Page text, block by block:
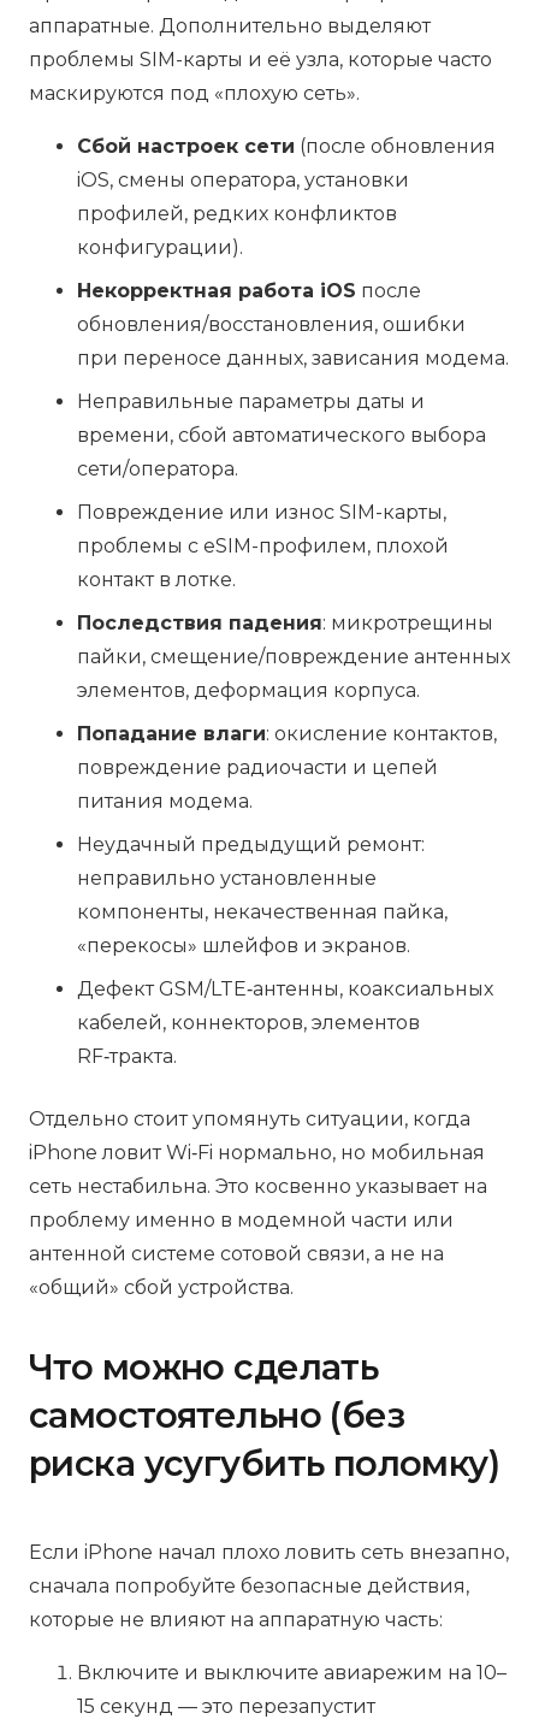
аппаратные. Дополнительно выделяют
проблемы SIM-карты и её узла, которые часто
маскируются под «плохую сеть».
Сбой настроек сети (после обновления
iOS, смены оператора, установки
профилей, редких конфликтов
конфигурации).
Некорректная работа iOS после
обновления/восстановления, ошибки
при переносе данных, зависания модема.
Неправильные параметры даты и
времени, сбой автоматического выбора
сети/оператора.
Повреждение или износ SIM-карты,
проблемы с eSIM-профилем, плохой
контакт в лотке.
Последствия падения: микротрещины
пайки, смещение/повреждение антенных
элементов, деформация корпуса.
Попадание влаги: окисление контактов,
повреждение радиочасти и цепей
питания модема.
Неудачный предыдущий ремонт:
неправильно установленные
компоненты, некачественная пайка,
«перекосы» шлейфов и экранов.
Дефект GSM/LTE‑антенны, коаксиальных
кабелей, коннекторов, элементов
RF‑тракта.
Отдельно стоит упомянуть ситуации, когда
iPhone ловит Wi‑Fi нормально, но мобильная
сеть нестабильна. Это косвенно указывает на
проблему именно в модемной части или
антенной системе сотовой связи, а не на
«общий» сбой устройства.
Что можно сделать
самостоятельно (без
риска усугубить поломку)
Если iPhone начал плохо ловить сеть внезапно,
сначала попробуйте безопасные действия,
которые не влияют на аппаратную часть:
Включите и выключите авиарежим на 10–
15 секунд — это перезапустит